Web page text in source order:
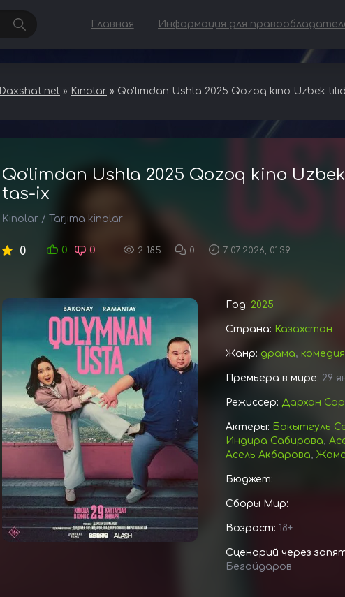
Главная Информация для
Daxshat.net » Kinolar » Qo'limdan Ushla 2025 Qozoq kino Uzbek
Qo'limdan Ushla 2025 Qozoq kino
tas-ix
Kinolar / Tarjima kinolar
0 0 0 2 185 0 7-07-2026, 01:39
Год: 2025
Страна: Казахстан
Жанр: драма, комедия
Премьера в мире: 29
Режиссер: Дархан
Актеры: Бакытгуль
Индира Сабирова,
Асель Акбарова,
Бюджет:
Сборы Мир:
Возраст: 18+
Сценарий через
Бегайдаров